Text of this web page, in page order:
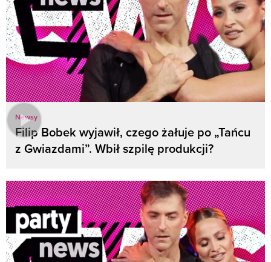
Newsy
Filip Bobek wyjawił, czego żałuje po „Tańcu
z Gwiazdami”. Wbił szpilę produkcji?